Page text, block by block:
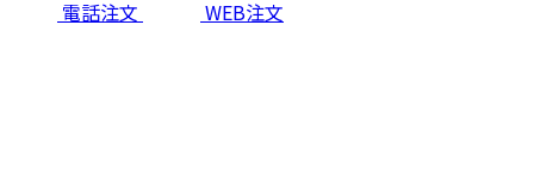
電話注文 WEB注文